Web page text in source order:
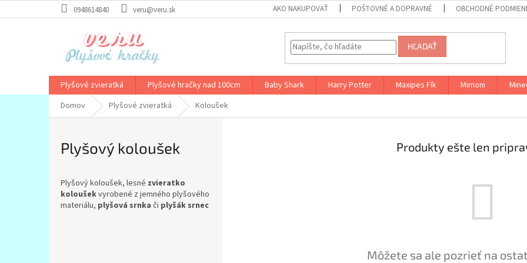
na
0948614840 veru@veru.sk AKO NAKUPOVAŤ POŠTOVNÉ A DOPRAVNÉ OBCHODNÉ
HĽADAŤ
Plyšové zvieratká Plyšové hračky nad 100cm Baby Shark Harry Potter Maxipes Fík Mimoni
Domov
Plyšové zvieratká Koloušek
Plyšový koloušek
Plyšový koloušek, lesné zvieratko
koloušekvyrobené z jemného plyšového
materiálu, plyšová srnka či plyšák srnec
Produkty ešte len
Môžete sa ale pozrieť na